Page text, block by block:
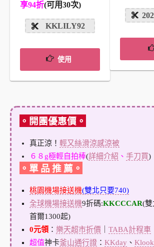
享94折(可用30次)
KKLILY92
使用
。開團優惠價。
真正涼！ 輕又絲滑涼感涼被
６８g極輕自拍棒(詳細介紹 、 手刀買)
。單 品 推 薦。
桃園機場接送機(雙北只要740)
全球機場接送機9折碼:KKCCCAR(雙
首爾1300起)
0元領： 樂天超市折價
TABA計程車
超值神卡釜山通行證： KKday 、 Klook